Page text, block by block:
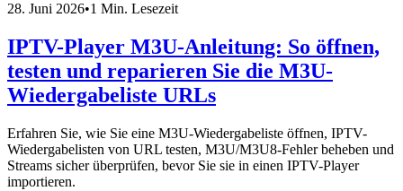
28. Juni 2026•1 Min. Lesezeit
IPTV-Player M3U-Anleitung: So öffnen,
testen und reparieren Sie die M3U-
Wiedergabeliste URLs
Erfahren Sie, wie Sie eine M3U-Wiedergabeliste öffnen, IPTV-
Wiedergabelisten von URL testen, M3U/M3U8-Fehler beheben und
Streams sicher überprüfen, bevor Sie sie in einen IPTV-Player
importieren.